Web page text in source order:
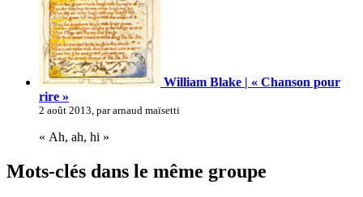
William Blake | « Chanson pour
rire »
2 août 2013, par arnaud maïsetti
« Ah, ah, hi »
Mots-clés dans le même groupe